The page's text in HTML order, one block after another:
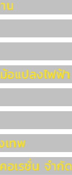
น
อแปลงไฟฟ้า
เทพ
อเรชั่น จำกัด